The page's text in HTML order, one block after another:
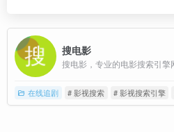
搜电影
在线追剧 # 影视搜索 # 影视搜索引擎